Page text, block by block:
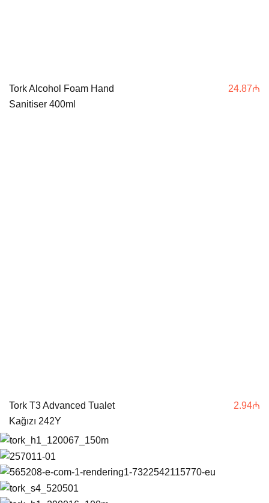
Tork Alcohol Foam Hand
Sanitiser 400ml
24.87₼
Tork T3 Advanced Tualet
Kağızı 242Y
2.94₼